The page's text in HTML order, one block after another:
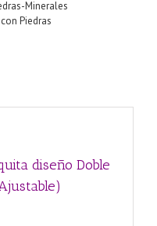
Minerales
Piedras
diseño Doble